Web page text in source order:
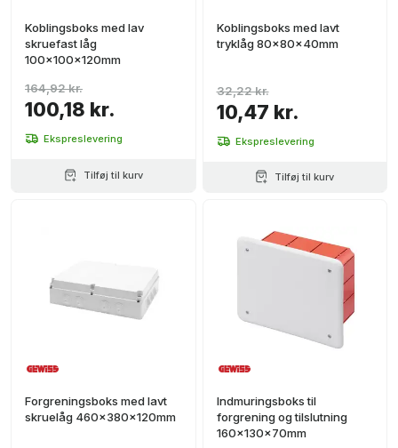
Koblingsboks med lav
skruefast låg
100x100x120mm
100,18 kr.
164,92 kr.
Ekspreslevering
Tilføj til kurv
Koblingsboks med lavt
tryklåg 80x80x40mm
10,47 kr.
32,22 kr.
Ekspreslevering
Tilføj til kurv
Forgreningsboks med lavt
skruelåg 460x380x120mm
Indmuringsboks til
forgrening og tilslutning
160x130x70mm